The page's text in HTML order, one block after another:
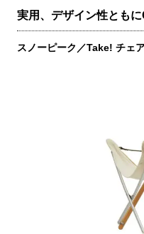
実用、デザイン性とも
スノーピーク／Take! チェ